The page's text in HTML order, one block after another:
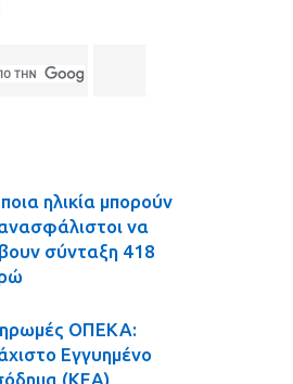
ηλικία μπορούν
να
σύνταξη 418
ΟΠΕΚΑ:
Εγγυημένο
(ΚΕΑ),